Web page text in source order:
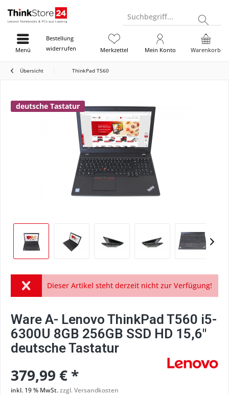
Suchbegriff...
Bestellung
widerrufen
Warenkorb
Merkzettel Mein Konto
Menü
Übersicht ThinkPad T560
deutsche Tastatur
Dieser Artikel steht derzeit nicht zur Verfügung!
Ware A- Lenovo ThinkPad T560 i5-
6300U 8GB 256GB SSD HD 15,6"
deutsche Tastatur
379,99 € *
inkl. 19 % MwSt.zzgl. Versandkosten